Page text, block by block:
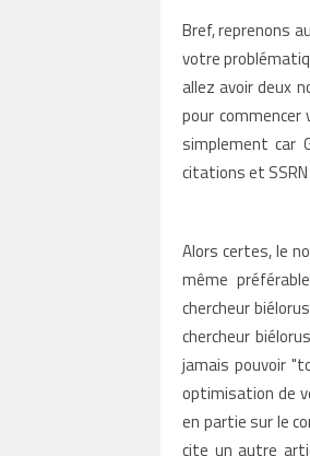
Bref, reprenons
votre
allez avoir deux
pour
simplement car
citations et
Alors certes, le
même
chercheur
chercheur
jamais pouvoir
optimisation de
en partie sur le
cite un autre